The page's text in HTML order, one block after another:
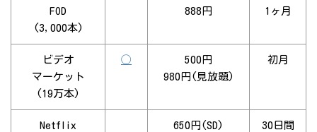
FOD
(3,000本)
888円 1ヶ月
ビデオ
マーケット
(19万本)
◯
500円
980円(見放題)
初月
Netflix
650円(SD)
30日間